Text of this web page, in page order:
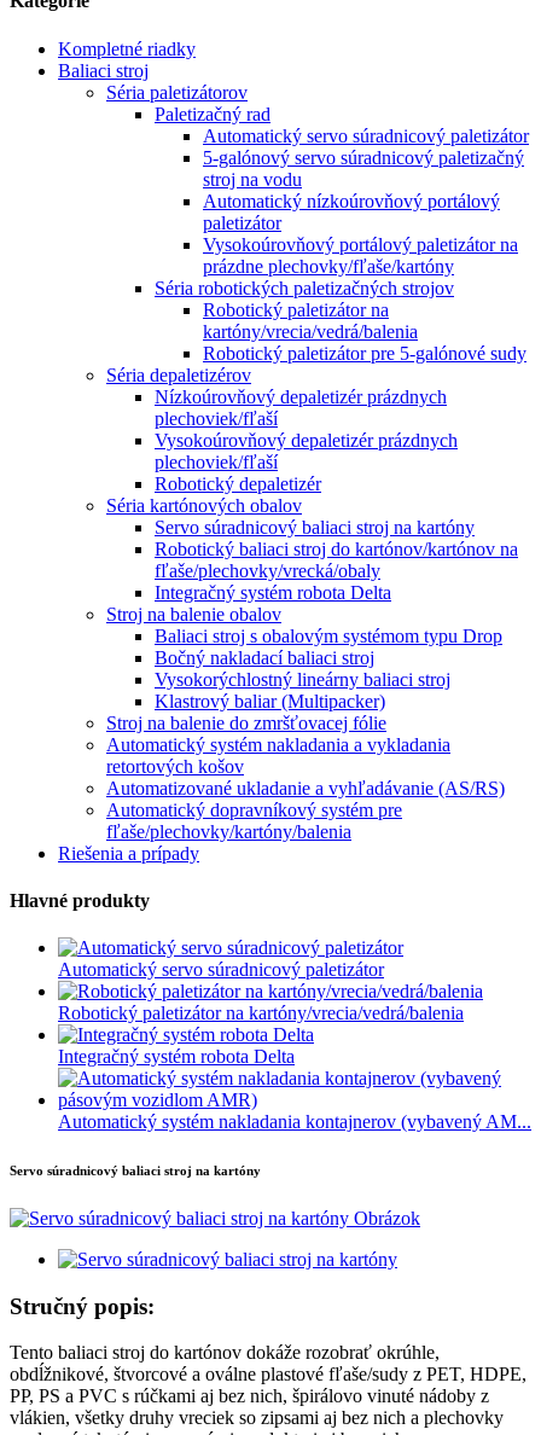
Kompletné riadky
Baliaci stroj
Séria paletizátorov
Paletizačný rad
Automatický servo súradnicový paletizátor
5-galónový servo súradnicový paletizačný
stroj na vodu
Automatický nízkoúrovňový portálový
paletizátor
Vysokoúrovňový portálový paletizátor na
prázdne plechovky/fľaše/kartóny
Séria robotických paletizačných strojov
Robotický paletizátor na
kartóny/vrecia/vedrá/balenia
Robotický paletizátor pre 5-galónové sudy
Séria depaletizérov
Nízkoúrovňový depaletizér prázdnych
plechoviek/fľaší
Vysokoúrovňový depaletizér prázdnych
plechoviek/fľaší
Robotický depaletizér
Séria kartónových obalov
Servo súradnicový baliaci stroj na kartóny
Robotický baliaci stroj do kartónov/kartónov na
fľaše/plechovky/vrecká/obaly
Integračný systém robota Delta
Stroj na balenie obalov
Baliaci stroj s obalovým systémom typu Drop
Bočný nakladací baliaci stroj
Vysokorýchlostný lineárny baliaci stroj
Klastrový baliar (Multipacker)
Stroj na balenie do zmršťovacej fólie
Automatický systém nakladania a vykladania
retortových košov
Automatizované ukladanie a vyhľadávanie (AS/RS)
Automatický dopravníkový systém pre
fľaše/plechovky/kartóny/balenia
Riešenia a prípady
Hlavné produkty
Automatický servo súradnicový paletizátor
Robotický paletizátor na kartóny/vrecia/vedrá/balenia
Integračný systém robota Delta
Automatický systém nakladania kontajnerov (vybavený AM...
Servo súradnicový baliaci stroj na kartóny
Stručný popis:
Tento baliaci stroj do kartónov dokáže rozobrať okrúhle,
obdĺžnikové, štvorcové a oválne plastové fľaše/sudy z PET, HDPE,
PP, PS a PVC s rúčkami aj bez nich, špirálovo vinuté nádoby z
vlákien, všetky druhy vreciek so zipsami aj bez nich a plechovky